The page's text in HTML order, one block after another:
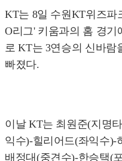
KT는 8일 수원KT위즈파
O리그' 키움과의 홈 경기
로 KT는 3연승의 신바람
빠졌다.
이날 KT는 최원준(지명
익수)-힐리어드(좌익수)-
배정대(중견수)-한승택(